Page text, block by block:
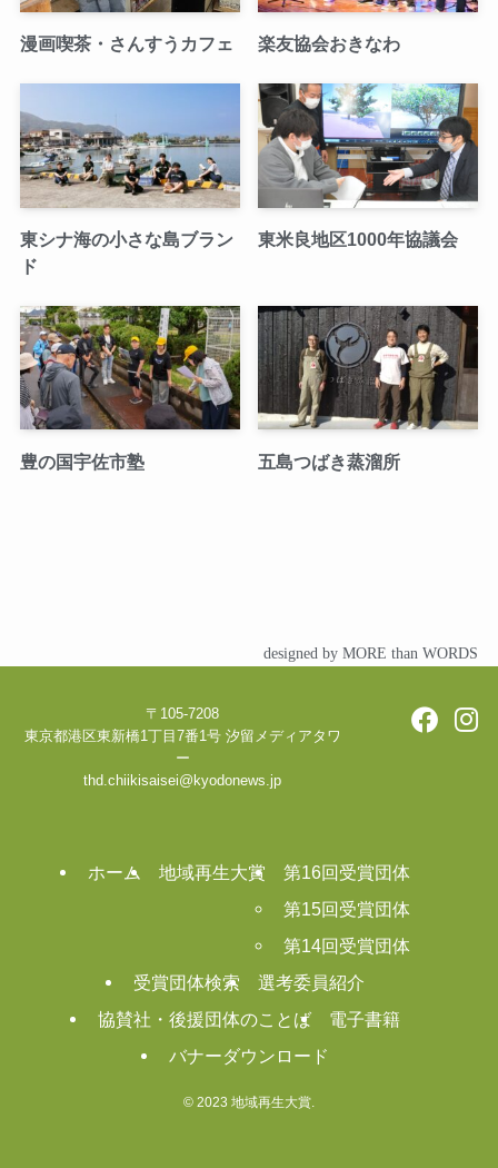
漫画喫茶・さんすうカフェ 楽友協会おきなわ
東シナ海の小さな島ブラン
ド
東米良地区1000年協議会
豊の国宇佐市塾 五島つばき蒸溜所
designed by MORE than WORDS
〒105-7208
東京都港区東新橋1丁目7番1号 汐留メディアタワ
ー
thd.chiikisaisei@kyodonews.jp
ホーム 地域再生大賞
第16回受賞団体
第15回受賞団体
第14回受賞団体
受賞団体検索
選考委員紹介
協賛社・後援団体のことば
電子書籍
バナーダウンロード
© 2023 地域再生大賞.